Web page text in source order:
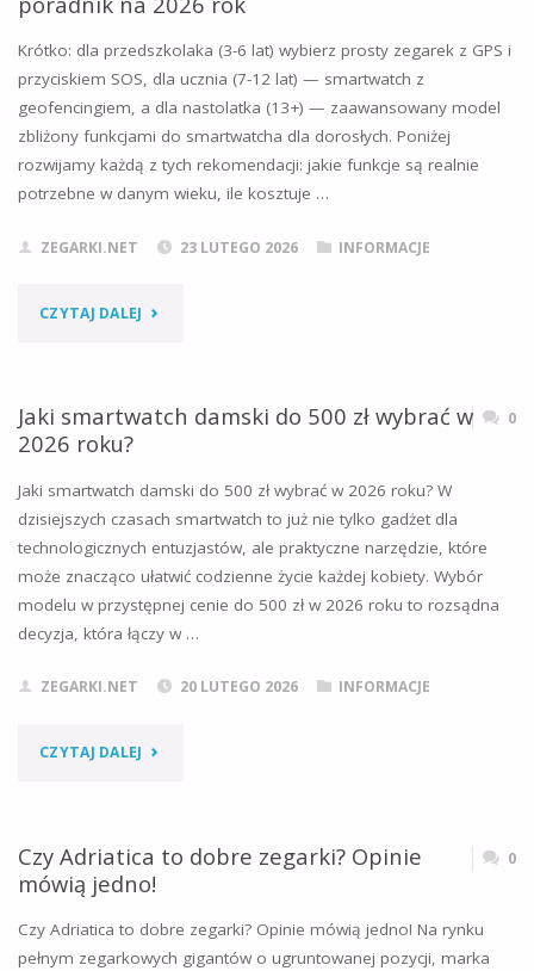
TRZEBA
NAKRĘCAĆ?
BEZPOŚREDNIA
ODPOWIEDŹ
I
ZASADA
Krótko: dla przedszkolaka (3-6 lat) wybierz prosty zegarek z GPS i
przyciskiem SOS, dla ucznia (7-12 lat) — smartwatch z
geofencingiem, a dla nastolatka (13+) — zaawansowany model
zbliżony funkcjami do smartwatcha dla dorosłych. Poniżej
rozwijamy każdą z tych rekomendacji: jakie funkcje są realnie
potrzebne w danym wieku, ile kosztuje …
ZEGARKI.NET 23 LUTEGO 2026 INFORMACJE
CZYTAJ DALEJ "JAKI
DLA
KOMPLEKSOWY
PORADNIK
NA
2026
ROK"
Jaki smartwatch damski do 500 zł wybrać w
2026 roku?
0
Jaki smartwatch damski do 500 zł wybrać w 2026 roku? W
dzisiejszych czasach smartwatch to już nie tylko gadżet dla
technologicznych entuzjastów, ale praktyczne narzędzie, które
może znacząco ułatwić codzienne życie każdej kobiety. Wybór
modelu w przystępnej cenie do 500 zł w 2026 roku to rozsądna
decyzja, która łączy w …
ZEGARKI.NET 20 LUTEGO 2026 INFORMACJE
CZYTAJ DALEJ "JAKI
DAMSKI
DO
500
Czy Adriatica to dobre zegarki? Opinie
mówią jedno!
0
Czy Adriatica to dobre zegarki? Opinie mówią jedno! Na rynku
pełnym zegarkowych gigantów o ugruntowanej pozycji, marka